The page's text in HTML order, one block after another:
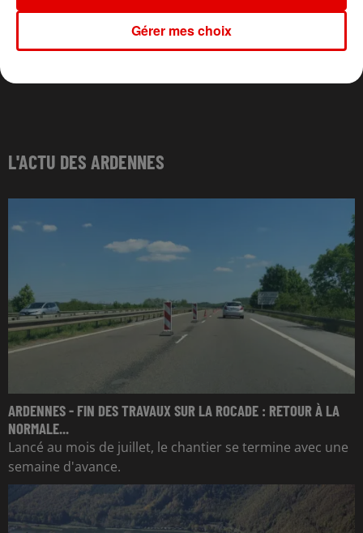
L'ACTU DES ARDENNES
ARDENNES - FIN DES TRAVAUX SUR LA ROCADE : RETOUR À LA
NORMALE...
Lancé au mois de juillet, le chantier se termine avec une
semaine d'avance.
Gérer mes choix